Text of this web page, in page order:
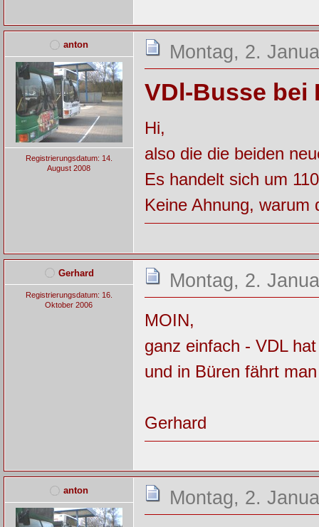
anton
Registrierungsdatum: 14.
August 2008
Montag, 2.
VDl-Busse bei
Hi,
also die die beiden
Es handelt sich um
Keine Ahnung, warum
Gerhard
Registrierungsdatum: 16.
Oktober 2006
Montag, 2.
MOIN,
ganz einfach - VDL
und in Büren fährt
Gerhard
anton Montag, 2.